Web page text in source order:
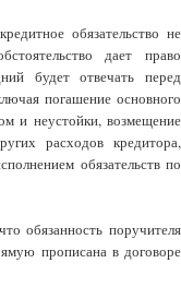
обязательство не
дает право
будет отвечать перед
погашение основного
и неустойки, возмещение
расходов кредитора,
обязательств по
обязанность поручителя
прописана в договоре